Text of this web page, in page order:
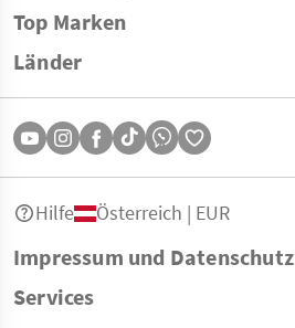
Top Marken
Länder
Impressum und Datenschutz
Services
Hilfe Österreich | EUR